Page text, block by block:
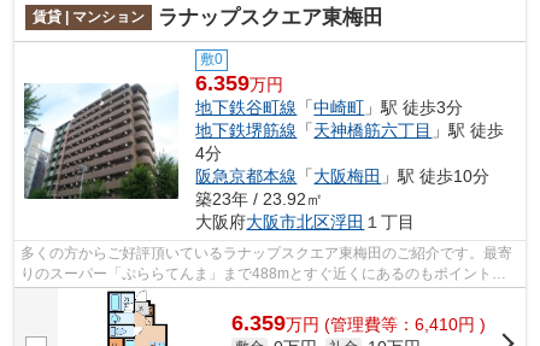
賃貸 | マンション ラナップスクエア東梅田
敷0
6.359万円
地下鉄谷町線 「中崎町 」駅 徒歩3分
地下鉄堺筋線 「天神橋筋六丁目 」駅 徒歩
4分
阪急京都本線 「大阪梅田 」駅 徒歩10分
築23年 / 23.92㎡
大阪府大阪市北区浮田 １丁目
多くの方からご好評頂いているラナップスクエア東梅田のご紹介です。最寄
りのスーパー「ぷららてんま」まで488mとすぐ近くにあるのもポイントで
す。陽当たりが良いので、洗濯物が臭わ...
6.359万円 (管理費等：6,410円 )